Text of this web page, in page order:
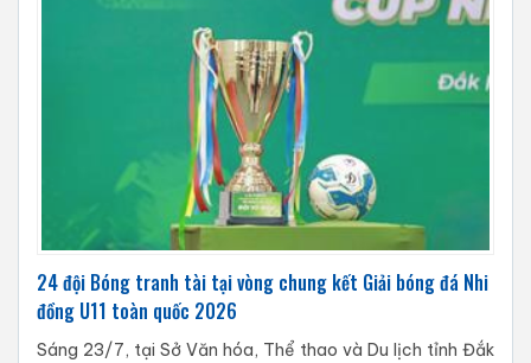
24 đội Bóng tranh tài tại vòng chung kết Giải bóng đá Nhi
đồng U11 toàn quốc 2026
Sáng 23/7, tại Sở Văn hóa, Thể thao và Du lịch tỉnh Đắk